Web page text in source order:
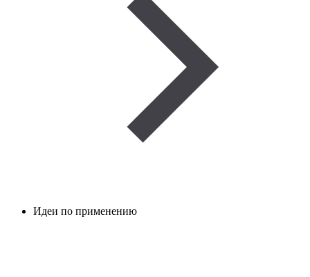
Идеи по применению